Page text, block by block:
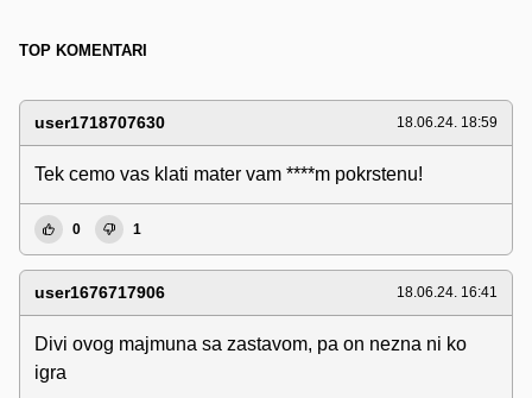
TOP KOMENTARI
user1718707630 18.06.24. 18:59
Tek cemo vas klati mater vam ****m pokrstenu!
0 1
user1676717906 18.06.24. 16:41
Divi ovog majmuna sa zastavom, pa on nezna ni ko
igra